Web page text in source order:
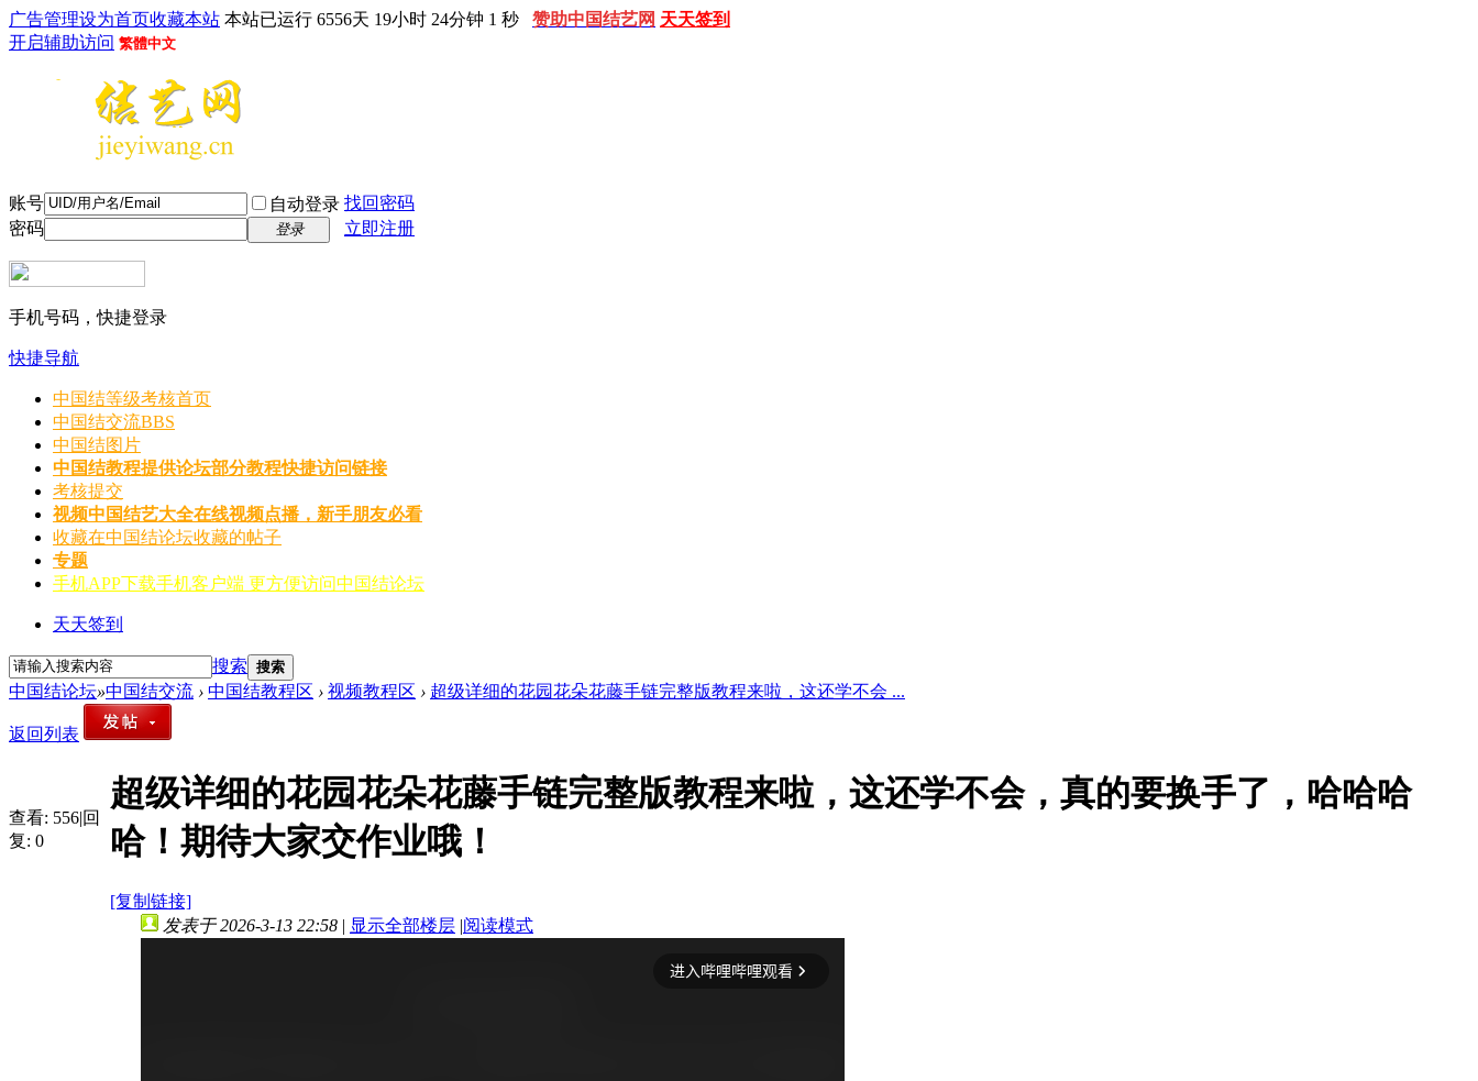
广告管理设为首页收藏本站 本站已运行 6556天 19小时 24分钟 2 秒 赞助中国结艺网 天天签到
开启辅助访问 繁體中文
账号 自动登录 找回密码
密码
登录 立即注册
手机号码，快捷登录
快捷导航
中国结等级考核首页
中国结交流BBS
中国结图片
中国结教程提供论坛部分教程快捷访问链接
考核提交
视频中国结艺大全在线视频点播，新手朋友必看
收藏在中国结论坛收藏的帖子
专题
手机APP下载手机客户端 更方便访问中国结论坛
天天签到
搜索 搜索
中国结论坛»中国结交流 › 中国结教程区 › 视频教程区 › 超级详细的花园花朵花藤手链完整版教程来啦，这还学不会 ...
返回列表
查看: 556|回
复: 0
超级详细的花园花朵花藤手链完整版教程来啦，这还学不会，真的要换手了，哈哈哈
哈！期待大家交作业哦！
[复制链接]
发表于 2026-3-13 22:58 | 显示全部楼层 |阅读模式